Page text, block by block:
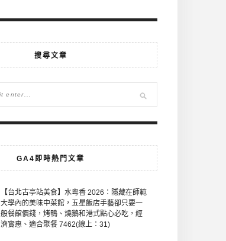
搜尋文章
GA4即時熱門文章
【台北古亭站美食】水粵香 2026：隱藏在師範
大學內的美味中菜館，五星飯店手藝卻只要一
般餐館價錢，烤鴨、燒鵝和港式點心必吃，經
濟實惠、適合聚餐 7462(線上：31)